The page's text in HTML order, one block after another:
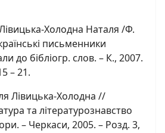
Холодна Наталя /Ф.
письменники
до бібліогр. слов. – К., 2007.
– 21.
Лівицька-Холодна //
та літературознавство
– Черкаси, 2005. – Розд. 3,